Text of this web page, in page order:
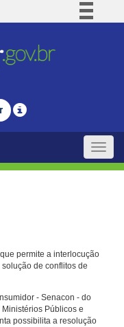
Comunica BR
Legislação
Toggle
permite a interlocução
de conflitos de
- Senacon - do
Públicos e
possibilita a resolução